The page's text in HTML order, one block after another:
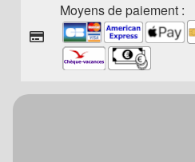
Moyens de paiement :